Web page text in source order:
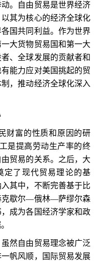
。自由贸易是世界经济
其为核心的经济全球化
国共同利益。作为世界
大货物贸易国和第一大
、全球发展的贡献者和
能力应对美国挑起的贸
，推动经济全球化深入
富的性质和原因的研
是提高劳动生产率的终
贸易的关系。之后，大
定了现代贸易理论的基
其中，不断完善基于比
克歇尔—俄林—萨缪尔森
成为各国经济学家和政
然自由贸易理念被广泛
帆风顺，国际贸易发展